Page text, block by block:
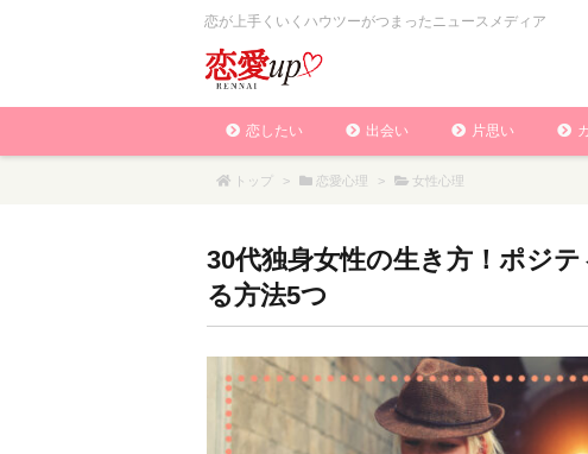
恋が上手くいくハウツーがつまったニュースメディア
恋したい 出会い 片思い
トップ > 恋愛心理 > 女性心理
30代独身女性の生き方！ポジ
る方法5つ